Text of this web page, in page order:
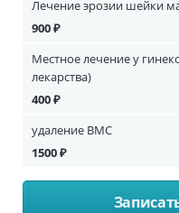
Лечение эрозии шейки
900 ₽
Местное лечение у
лекарства)
400 ₽
удаление ВМС
1500 ₽